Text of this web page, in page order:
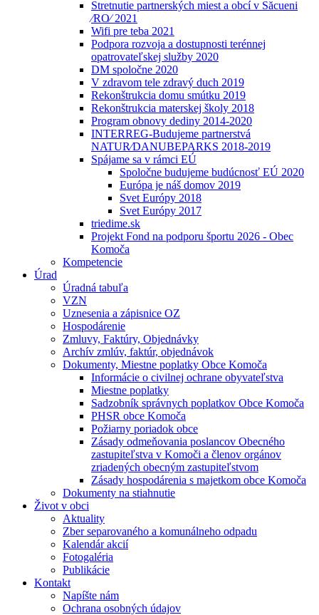
Stretnutie partnerských miest a obcí v Săcueni
⁄RO⁄ 2021
Wifi pre teba 2021
Podpora rozvoja a dostupnosti terénnej
opatrovateľskej služby 2020
DM spoločne 2020
V zdravom tele zdravý duch 2019
Rekonštrukcia domu smútku 2019
Rekonštrukcia materskej školy 2018
Program obnovy dediny 2014-2020
INTERREG-Budujeme partnerstvá
NATUR⁄DANUBEPARKS 2018-2019
Spájame sa v rámci EÚ
Spoločne budujeme budúcnosť EÚ 2020
Európa je náš domov 2019
Svet Európy 2018
Svet Európy 2017
triedime.sk
Projekt Fond na podporu športu 2026 - Obec
Komoča
Kompetencie
Úrad
Úradná tabuľa
VZN
Uznesenia a zápisnice OZ
Hospodárenie
Zmluvy, Faktúry, Objednávky
Archív zmlúv, faktúr, objednávok
Dokumenty, Miestne poplatky Obce Komoča
Informácie o civilnej ochrane obyvateľstva
Miestne poplatky
Sadzobník správnych poplatkov Obce Komoča
PHSR obce Komoča
Požiarny poriadok obce
Zásady odmeňovania poslancov Obecného
zastupiteľstva v Komoči a členov orgánov
zriadených obecným zastupiteľstvom
Zásady hospodárenia s majetkom obce Komoča
Dokumenty na stiahnutie
Život v obci
Aktuality
Zber separovaného a komunálneho odpadu
Kalendár akcií
Fotogaléria
Publikácie
Kontakt
Napíšte nám
Ochrana osobných údajov